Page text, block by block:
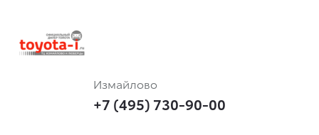
Измайлово
+7 (495) 730-90-00